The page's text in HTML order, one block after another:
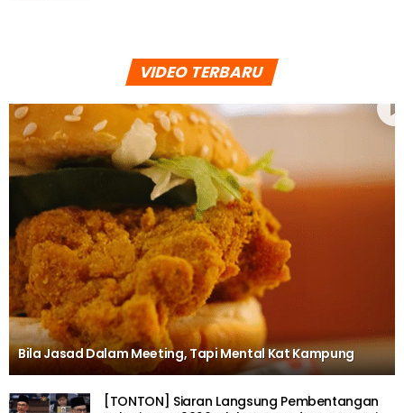
VIDEO TERBARU
Bila Jasad Dalam Meeting, Tapi Mental Kat Kampung
[TONTON] Siaran Langsung Pembentangan